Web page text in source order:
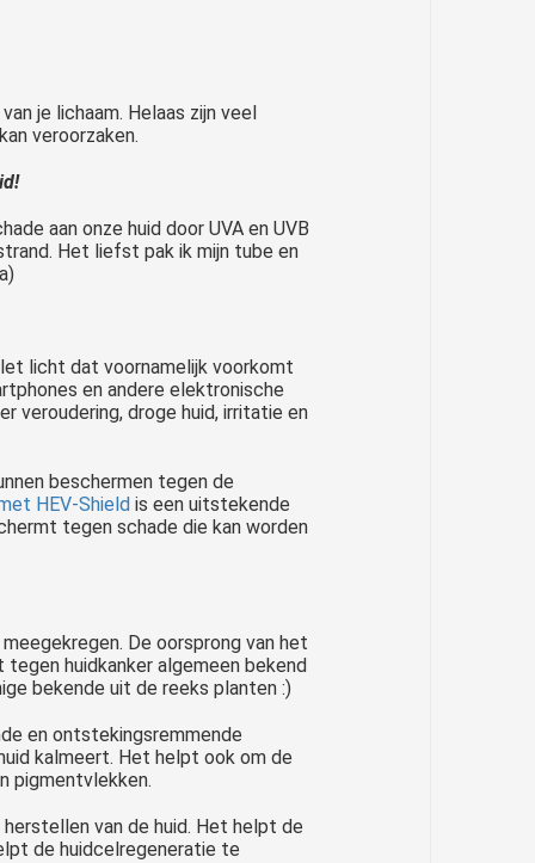
je lichaam. Helaas zijn veel
veroorzaken.
aan onze huid door UVA en UVB
Het liefst pak ik mijn tube en
licht dat voornamelijk voorkomt
en andere elektronische
veroudering, droge huid, irritatie en
beschermen tegen de
HEV-Shield is een uitstekende
tegen schade die kan worden
De oorsprong van het
huidkanker algemeen bekend
bekende uit de reeks planten :)
en ontstekingsremmende
kalmeert. Het helpt ook om de
pigmentvlekken.
van de huid. Het helpt de
de huidcelregeneratie te